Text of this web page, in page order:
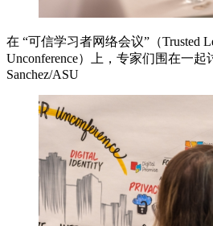
在 “可信学习者网络会议”（Trusted
Unconference）上，专家们围在一
Sanchez/ASU